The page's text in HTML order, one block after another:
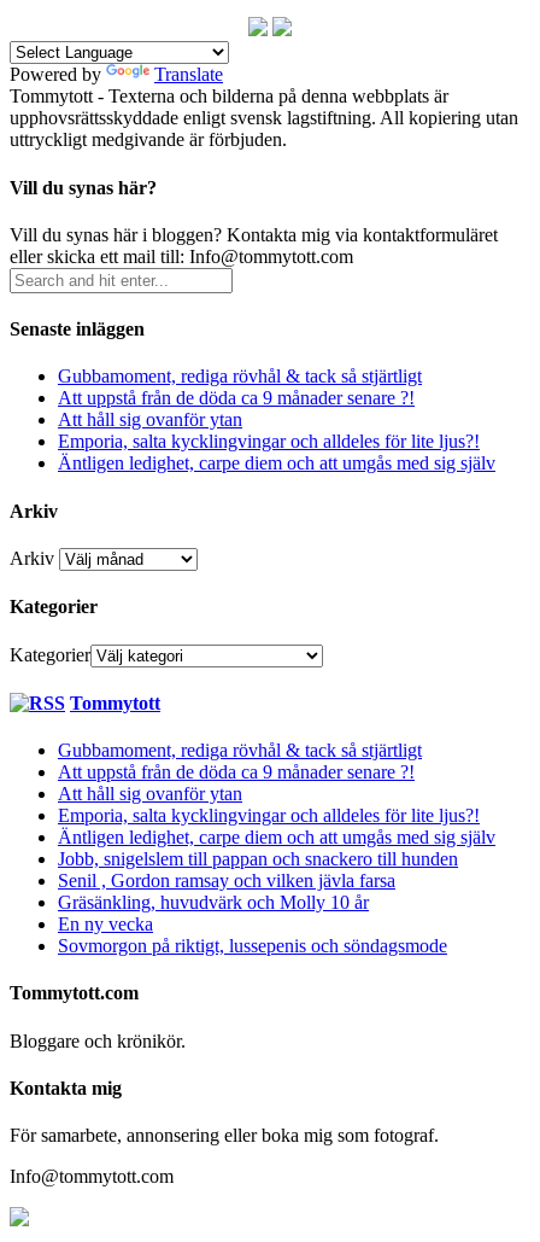
Powered by
Translate
Tommytott - Texterna och bilderna på denna webbplats är
upphovsrättsskyddade enligt svensk lagstiftning. All kopiering utan
uttryckligt medgivande är förbjuden.
Vill du synas här?
Vill du synas här i bloggen? Kontakta mig via kontaktformuläret
eller skicka ett mail till: Info@tommytott.com
Senaste inläggen
Gubbamoment, rediga rövhål & tack så stjärtligt
Att uppstå från de döda ca 9 månader senare ?!
Att håll sig ovanför ytan
Emporia, salta kycklingvingar och alldeles för lite ljus?!
Äntligen ledighet, carpe diem och att umgås med sig själv
Arkiv
Arkiv
Kategorier
Kategorier
Tommytott
Gubbamoment, rediga rövhål & tack så stjärtligt
Att uppstå från de döda ca 9 månader senare ?!
Att håll sig ovanför ytan
Emporia, salta kycklingvingar och alldeles för lite ljus?!
Äntligen ledighet, carpe diem och att umgås med sig själv
Jobb, snigelslem till pappan och snackero till hunden
Senil , Gordon ramsay och vilken jävla farsa
Gräsänkling, huvudvärk och Molly 10 år
En ny vecka
Sovmorgon på riktigt, lussepenis och söndagsmode
Tommytott.com
Bloggare och krönikör.
Kontakta mig
För samarbete, annonsering eller boka mig som fotograf.
Info@tommytott.com